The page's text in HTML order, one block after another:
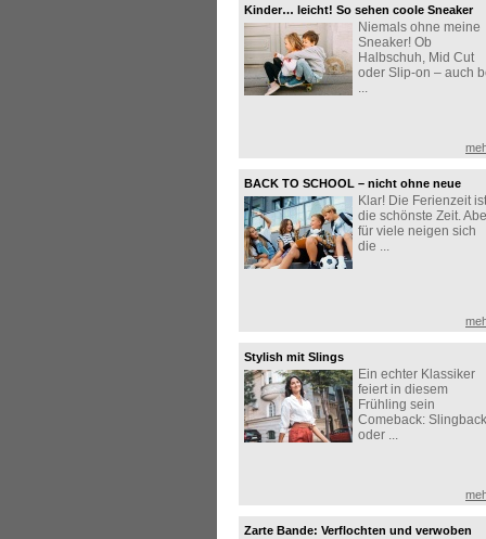
Kinder… leicht! So sehen coole Sneaker
aus!
Niemals ohne meine
Sneaker! Ob
Halbschuh, Mid Cut
oder Slip-on – auch
...
BACK TO SCHOOL – nicht ohne neue
Sneaker!
Klar! Die Ferienzeit ist
die schönste Zeit.
für viele neigen sich
die ...
Stylish mit Slings
Ein echter Klassiker
feiert in diesem
Frühling sein
Comeback:
oder ...
Zarte Bande: Verflochten und verwoben